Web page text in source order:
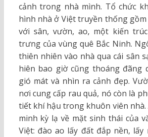
cảnh trong nhà mình. Tổ chức
hình nhà ở Việt truyền thống
với sân, vườn, ao, một kiến
trưng của vùng quê Bắc Ninh.
thiên nhiên vào nhà qua cái sân
hiên bao giờ cũng thoáng đãng
gió mát và nhìn ra cảnh đẹp.
nơi cung cấp rau quả, nó còn là
tiết khí hậu trong khuôn viên
minh kỳ lạ về mặt sinh thái của
Việt: đào ao lấy đất đắp nền, lấy